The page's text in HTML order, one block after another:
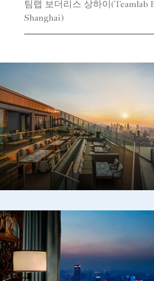
팀랩 보더리스 상하이(Teamlab
Shanghai)